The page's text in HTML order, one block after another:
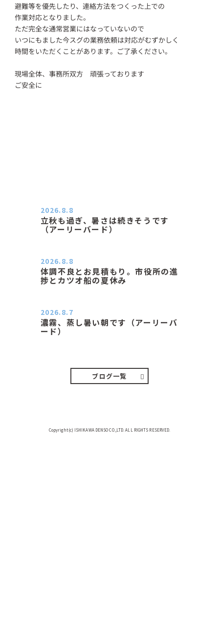
避難等を優先したり、連絡方法をつくった上での
作業対応となりました。
ただ完全な通常営業にはなっていないので
いつにもました今スグの業務依頼は対応がむずかしく
時間をいただくことがあります。ご了承ください。
現場全体、事務所双方 頑張っております
ご安全に
立秋も過ぎ、暑さは続きそうです
（アーリーバード）
2026.8.8
体調不良とお見積もり。市役所の進
捗とカツオ船の夏休み
2026.8.8
濃霧、蒸し暑い朝です（アーリーバ
ード）
2026.8.7
ブログ一覧
Copyright(c) ISHIKAWA DENSO CO.,LTD. ALL RIGHTS RESERVED.